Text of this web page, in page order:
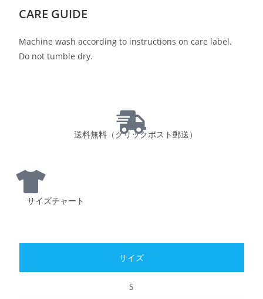
CARE GUIDE
Machine wash according to instructions on care label.
Do not tumble dry.
送料無料（クリックポスト郵送）
サイズチャート
S